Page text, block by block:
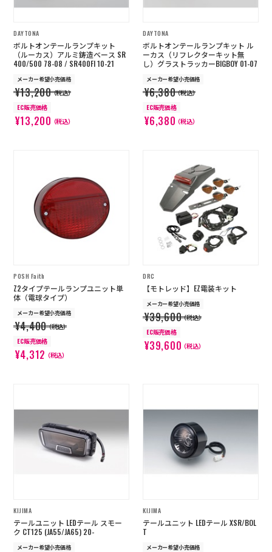
DAYTONA
ボルトオンテールランプキット
（ルーカス）アルミ鋳造ベース SR
400/500 78-08 / SR400FI 10-21
メーカー希望小売価格
¥13,200（税込）
EC販売価格
¥13,200（税込）
DAYTONA
ボルトオンテールランプキット ル
ーカス（リフレクターキット無
し）グラストラッカーBIGBOY 01-07
メーカー希望小売価格
¥6,380（税込）
EC販売価格
¥6,380（税込）
POSH Faith
Z2タイプテールランプユニット単
体（電球タイプ）
メーカー希望小売価格
¥4,400（税込）
EC販売価格
¥4,312（税込）
DRC
【モトレッド】EZ電装キット
メーカー希望小売価格
¥39,600（税込）
EC販売価格
¥39,600（税込）
KIJIMA
テールユニット LEDテール スモー
ク CT125 (JA55/JA65) 20-
メーカー希望小売価格
KIJIMA
テールユニット LEDテール XSR/BOL
T
メーカー希望小売価格